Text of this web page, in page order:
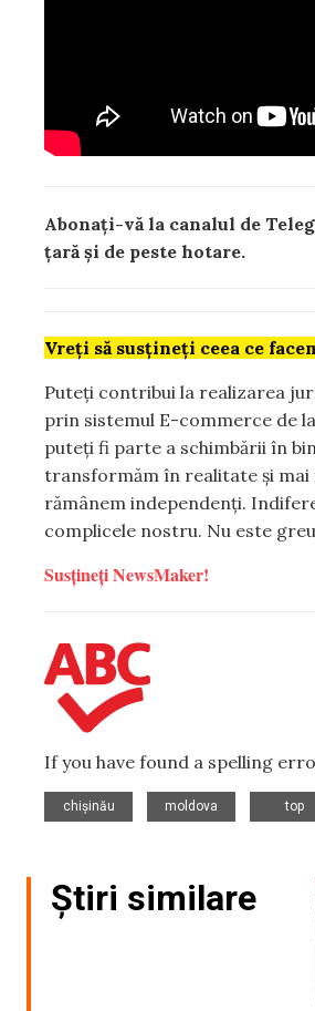
Abonați-vă la canalul de
țară și de peste hotare.
Vreți să susțineți ceea ce
Puteți contribui la realizarea
prin sistemul E-commerce de
puteți fi parte a schimbării în
transformăm în realitate și mai
rămânem independenți.
complicele nostru. Nu este
Susțineți NewsMaker!
If you have found a spelling
chișinău
moldova
top
Știri similare